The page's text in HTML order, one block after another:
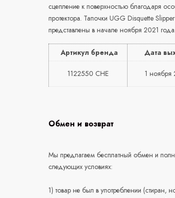
сцепление к поверхностью благодаря
протектора. Тапочки UGG Disquette
представлены в начале ноября 2021 года.
Артикул бренда Дата
1122550 CHE 1 ноября
Обмен и возврат
Мы предлагаем бесплатный обмен и
следующих условиях:
1) товар не был в употреблении (стиран,